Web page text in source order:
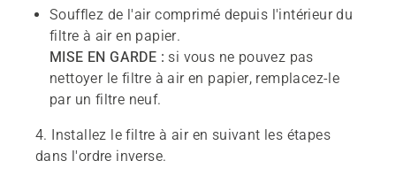
Soufflez de l'air comprimé depuis l'intérieur du
filtre à air en papier.
MISE EN GARDE : si vous ne pouvez pas
nettoyer le filtre à air en papier, remplacez-le
par un filtre neuf.
4. Installez le filtre à air en suivant les étapes
dans l'ordre inverse.